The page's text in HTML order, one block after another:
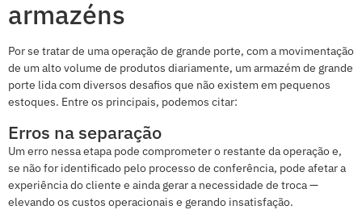
armazéns
Por se tratar de uma operação de grande porte, com a movimentação
de um alto volume de produtos diariamente, um armazém de grande
porte lida com diversos desafios que não existem em pequenos
estoques. Entre os principais, podemos citar:
Erros na separação
Um erro nessa etapa pode comprometer o restante da operação e,
se não for identificado pelo processo de conferência, pode afetar a
experiência do cliente e ainda gerar a necessidade de troca —
elevando os custos operacionais e gerando insatisfação.